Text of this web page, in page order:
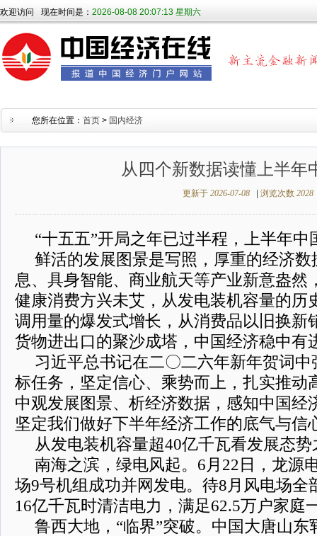
欢迎访问 现在时间是： 2026-08-08 20:07:14 星期六
您所在位置： 首页 > 国内经济
从四个新数据读懂上半年
更新于 2026-07-08 浏览次数 2028
“十五五”开局之年已过半程，上半年中
鲜活的发展图景是写照，厚重的经济
息、具身智能、商业航天等产业新意盎然
健康消费方兴未艾，从发电装机容量的历
调用量的爆发式增长，从消费品以旧换新
货物进出口的聚沙成塔，中国经济稳中有
习近平总书记在二〇二六年新年贺词
标任务，坚定信心、乘势而上，扎实推动
中观发展图景、析经济数据，感知中国经
坚定我们做好下半年经济工作的底气与信
从发电装机容量超40亿千瓦看发展态势
南海之滨，绿电风起。6月22日，龙源
场9号机组成功并网发电。待8月风电场全
16亿千瓦时清洁电力，满足62.5万户家庭
鲁西大地，“临界”突破。中国大唐山